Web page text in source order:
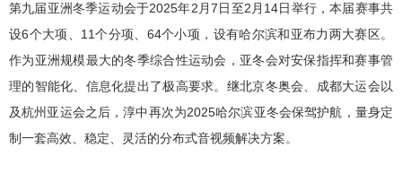
第九届亚洲冬季运动会于2025年2月7日至2月14日举行，本届赛事共
设6个大项、11个分项、64个小项，设有哈尔滨和亚布力两大赛区。
作为亚洲规模最大的冬季综合性运动会，亚冬会对安保指挥和赛事管
理的智能化、信息化提出了极高要求。继北京冬奥会、成都大运会以
及杭州亚运会之后，淳中再次为2025哈尔滨亚冬会保驾护航，量身定
制一套高效、稳定、灵活的分布式音视频解决方案。